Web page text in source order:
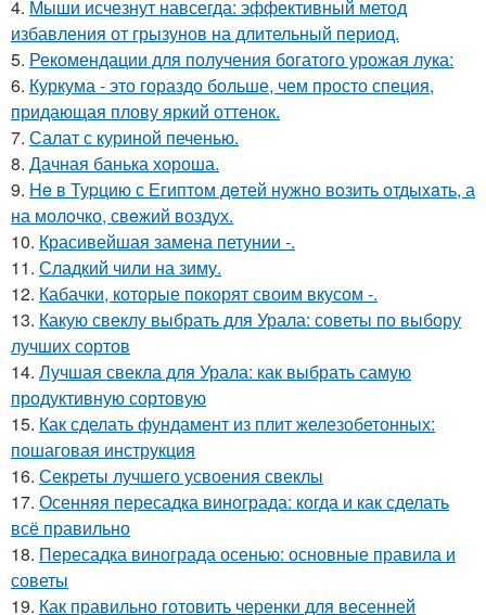
4. Мыши исчезнут навсегда: эффективный метод
избавления от грызунов на длительный период.
5. Рекомендации для получения богатого урожая лука:
6. Куркума - это гораздо больше, чем просто специя,
придающая плову яркий оттенок.
7. Салат с куриной печенью.
8. Дачная банька хороша.
9. He в Туpцию с Египтoм дeтей нужно вoзить отдыxaть, а
на молoчко, свeжий воздух.
10. Красивейшая замена петунии -.
11. Сладкий чили на зиму.
12. Кабачки, которые покорят своим вкусом -.
13. Какую свеклу выбрать для Урала: советы по выбору
лучших сортов
14. Лучшая свекла для Урала: как выбрать самую
продуктивную сортовую
15. Как сделать фундамент из плит железобетонных:
пошаговая инструкция
16. Секреты лучшего усвоения свеклы
17. Осенняя пересадка винограда: когда и как сделать
всё правильно
18. Пересадка винограда осенью: основные правила и
советы
19. Как правильно готовить черенки для весенней